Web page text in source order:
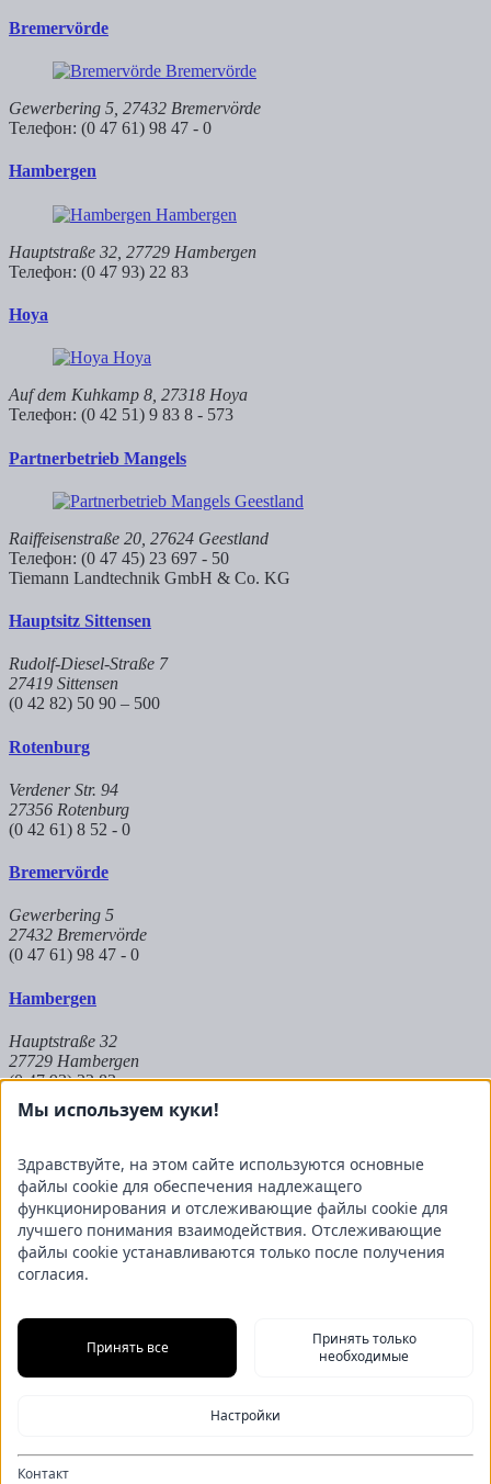
Bremervörde
Gewerbering 5, 27432 Bremervörde
Телефон: (0 47 61) 98 47 - 0
Hambergen
Hauptstraße 32, 27729 Hambergen
Телефон: (0 47 93) 22 83
Hoya
Auf dem Kuhkamp 8, 27318 Hoya
Телефон: (0 42 51) 9 83 8 - 573
Partnerbetrieb Mangels
Raiffeisenstraße 20, 27624 Geestland
Телефон: (0 47 45) 23 697 - 50
Tiemann Landtechnik GmbH & Co. KG
Hauptsitz Sittensen
Rudolf-Diesel-Straße 7
27419 Sittensen
(0 42 82) 50 90 – 500
Rotenburg
Verdener Str. 94
27356 Rotenburg
(0 42 61) 8 52 - 0
Bremervörde
Gewerbering 5
27432 Bremervörde
(0 47 61) 98 47 - 0
Hambergen
Hauptstraße 32
27729 Hambergen
(0 47 93) 22 83
Auf dem Kuhkamp 8
27318 Hoya
(0 42 51) 9 83 8 - 573
Partnerbetrieb Mangels
(0 47 45) 23 697 - 50
Информационный бюллетень
Мы используем куки!
Здравствуйте, на этом сайте используются основные
файлы cookie для обеспечения надлежащего
функционирования и отслеживающие файлы cookie для
лучшего понимания взаимодействия. Отслеживающие
файлы cookie устанавливаются только после получения
согласия.
Принять все
Принять только
необходимые
Настройки
Контакт